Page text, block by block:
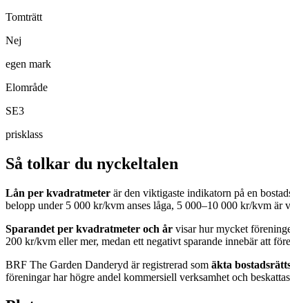
Tomträtt
Nej
egen mark
Elområde
SE3
prisklass
Så tolkar du nyckeltalen
Lån per kvadratmeter är den viktigaste indikatorn på en
belopp under 5 000 kr/kvm anses låga, 5 000–10 000 kr/kvm
Sparandet per kvadratmeter och år visar hur mycket
200 kr/kvm eller mer, medan ett negativt sparande innebär att
BRF The Garden Danderyd är registrerad som äkta
föreningar har högre andel kommersiell verksamhet och